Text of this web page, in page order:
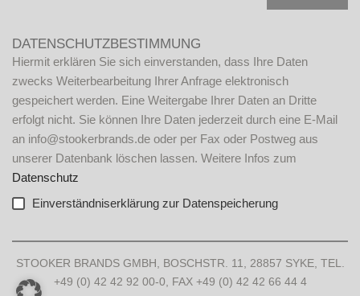
DATENSCHUTZBESTIMMUNG
Hiermit erklären Sie sich einverstanden, dass Ihre Daten
zwecks Weiterbearbeitung Ihrer Anfrage elektronisch
gespeichert werden. Eine Weitergabe Ihrer Daten an Dritte
erfolgt nicht. Sie können Ihre Daten jederzeit durch eine E-Mail
an info@stookerbrands.de oder per Fax oder Postweg aus
unserer Datenbank löschen lassen. Weitere Infos zum
Datenschutz
Einverständniserklärung zur Datenspeicherung
A
STOOKER BRANDS GMBH, BOSCHSTR. 11, 28857 SYKE, TEL.
+49 (0) 42 42 92 00-0, FAX +49 (0) 42 42 66 44 4